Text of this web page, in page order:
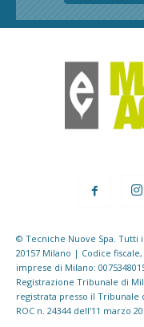
© Tecniche Nuove Spa. Tutti
20157 Milano | Codice
imprese di Milano:
Registrazione Tribunale di
registrata presso il Tribunale
ROC n. 24344 dell'11 marzo